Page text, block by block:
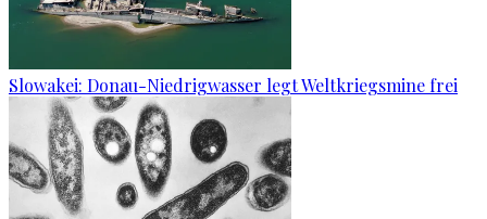
Slowakei: Donau-Niedrigwasser legt Weltkriegsmine frei